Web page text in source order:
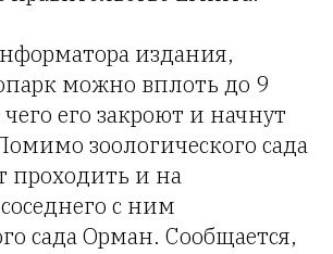
издания,
можно вплоть до 9
его закроют и начнут
зоологического сада
проходить и на
с ним
сада Орман. Сообщается,